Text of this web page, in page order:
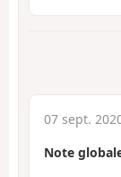
07 sept.
Note